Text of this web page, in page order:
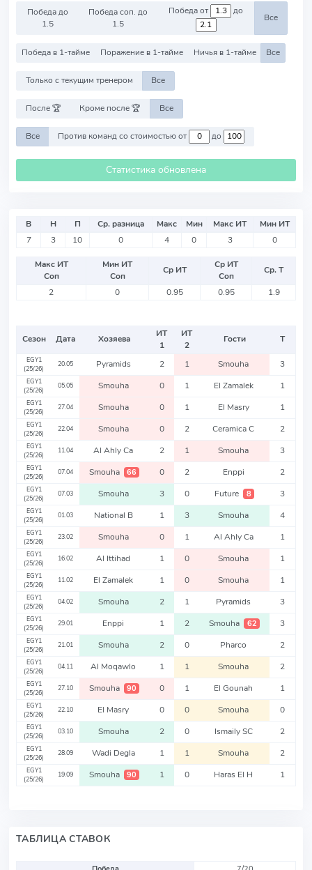
Победа до
1.5
Победа соп. до
1.5
Победа от до
Все
Победа в 1-тайме Поражение в 1-тайме Ничья в 1-тайме Все
Только с текущим тренером Все
После 🏆 Кроме после 🏆 Все
Все Против команд со стоимостью от до
Статистика обновлена
В Н П Ср. разница Макс Мин Макс ИТ
Мин ИТ
7
3 10 0 4 0 3 0
Макс ИТ
Соп
Мин ИТ
Соп
Ср ИТ
Ср ИТ
Соп
Ср. Т
2
0 0.95 0.95 1.9
Сезон Дата Хозяева
ИТ
1
ИТ
2
Гости Т
EGY1
(25/26)
20.05 Pyramids 2 1 Smouha 3
EGY1
(25/26)
05.05 Smouha 0 1 El Zamalek 1
EGY1
(25/26)
27.04 Smouha 0 1 El Masry 1
EGY1
(25/26)
22.04 Smouha 0 2 Ceramica C 2
EGY1
(25/26)
11.04 Al Ahly Ca 2 1 Smouha 3
EGY1
(25/26)
07.04 Smouha 66 0 2 Enppi 2
EGY1
(25/26)
07.03 Smouha 3 0 Future 8 3
EGY1
(25/26)
01.03 National B 1 3 Smouha 4
EGY1
(25/26)
23.02 Smouha 0 1 Al Ahly Ca 1
EGY1
(25/26)
16.02 Al Ittihad 1 0 Smouha 1
EGY1
(25/26)
11.02 El Zamalek 1 0 Smouha 1
EGY1
(25/26)
04.02 Smouha 2 1 Pyramids 3
EGY1
(25/26)
29.01 Enppi 1 2 Smouha 62 3
EGY1
(25/26)
21.01 Smouha 2 0 Pharco 2
EGY1
(25/26)
04.11 Al Moqawlo 1 1 Smouha 2
EGY1
(25/26)
27.10 Smouha 90 0 1 El Gounah 1
EGY1
(25/26)
22.10 El Masry 0 0 Smouha 0
EGY1
(25/26)
03.10 Smouha 2 0 Ismaily SC 2
EGY1
(25/26)
28.09 Wadi Degla 1 1 Smouha 2
EGY1
(25/26)
19.09 Smouha 90 1 0 Haras El H 1
ТАБЛИЦА СТАВОК